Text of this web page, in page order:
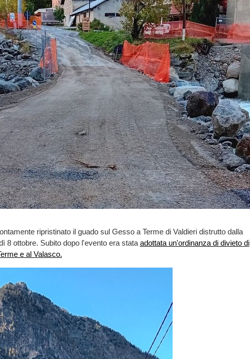
ripristinato il guado sul Gesso a Terme di Valdieri distrutto dalla
8 ottobre. Subito dopo l'evento era stata adottata un'ordinanza di divieto di
e al Valasco.